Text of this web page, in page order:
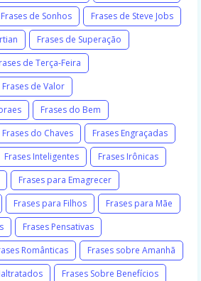
Frases de Sonhos
Frases de Steve Jobs
Frases de Superação
de Terça-Feira
Frases de Valor
Frases do Bem
Frases do Chaves
Frases Engraçadas
Frases Inteligentes
Frases Irônicas
Frases para Emagrecer
Frases para Filhos
Frases para Mãe
Frases Pensativas
Românticas
Frases sobre Amanhã
Frases Sobre Benefícios